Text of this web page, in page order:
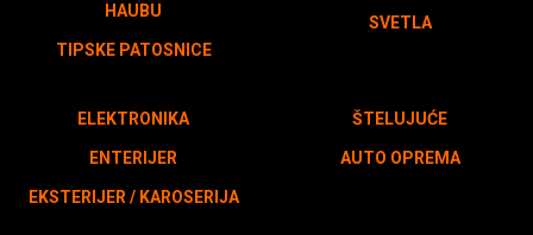
HAUBU
TIPSKE PATOSNICE
SVETLA
ELEKTRONIKA
ENTERIJER
EKSTERIJER / KAROSERIJA
ŠTELUJUĆE
AUTO OPREMA